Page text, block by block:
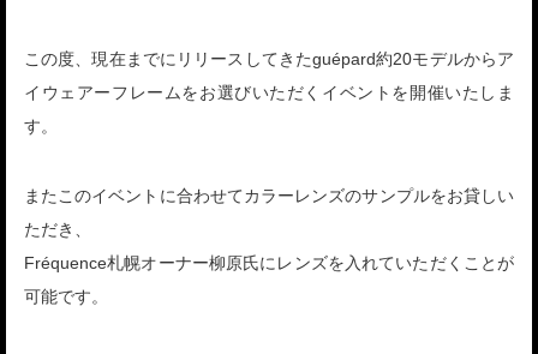
この度、現在までにリリースしてきたguépard約20モデルからア
イウェアーフレームをお選びいただくイベントを開催いたしま
す。
またこのイベントに合わせてカラーレンズのサンプルをお貸しい
ただき、
Fréquence札幌オーナー柳原氏にレンズを入れていただくことが
可能です。